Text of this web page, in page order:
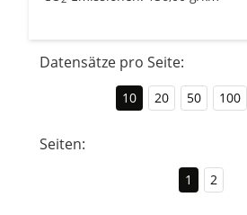
Datensätze pro Seite:
10 20 50 100
Seiten:
1 2